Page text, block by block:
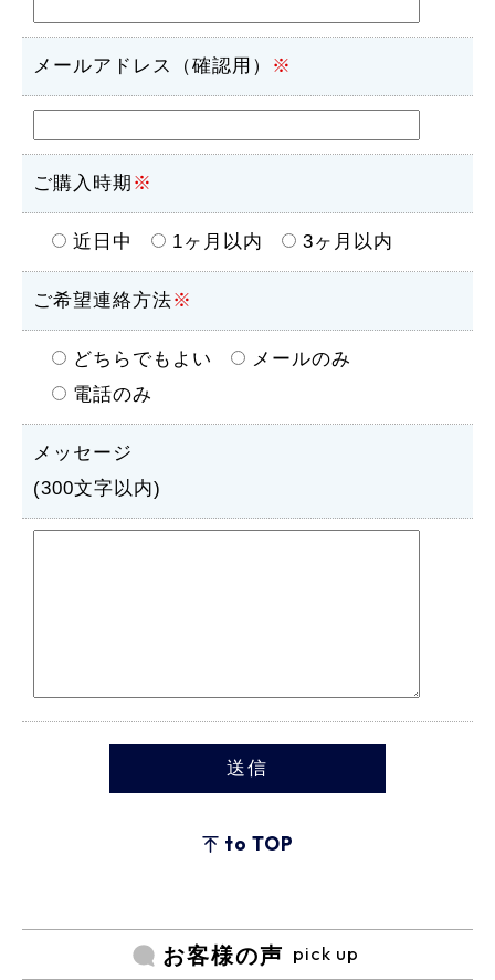
メールアドレス（確認用） ※
ご購入時期 ※
近日中 1ヶ月以内 3ヶ月以内
ご希望連絡方法※
どちらでもよい
メールのみ
電話のみ
メッセージ
(300文字以内)
to TOP
お客様の声 pick up